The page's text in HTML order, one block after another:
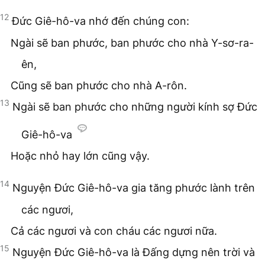
12 Đức Giê-hô-va nhớ đến chúng con:
Ngài sẽ ban phước, ban phước cho nhà Y-sơ-ra-
ên,
Cũng sẽ ban phước cho nhà A-rôn.
13 Ngài sẽ ban phước cho những người kính sợ Đức
Giê-hô-va
Hoặc nhỏ hay lớn cũng vậy.
14 Nguyện Đức Giê-hô-va gia tăng phước lành trên
các ngươi,
Cả các ngươi và con cháu các ngươi nữa.
15 Nguyện Đức Giê-hô-va là Đấng dựng nên trời và